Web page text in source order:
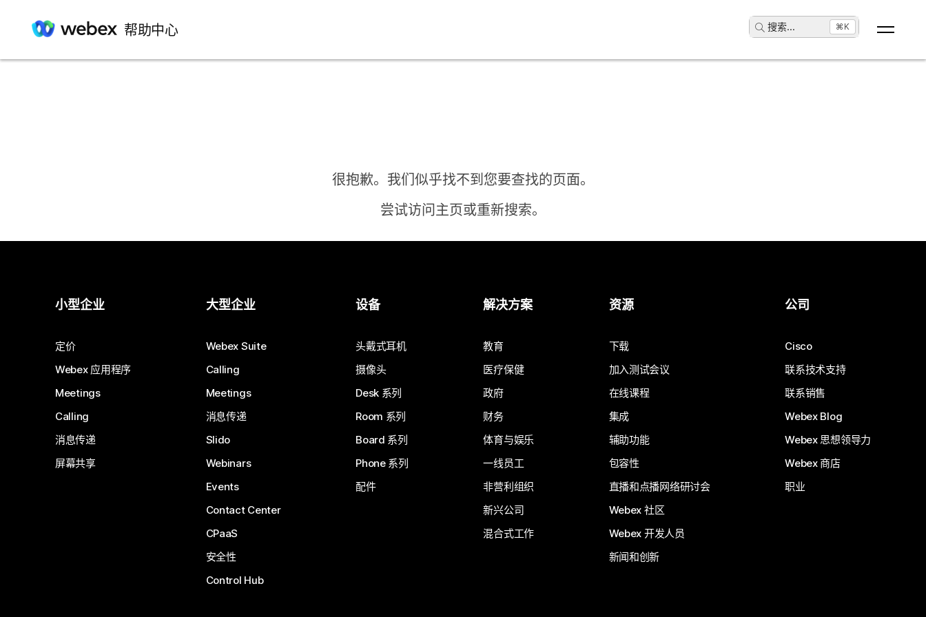
帮助中心 搜索... ⌘K
很抱歉。我们似乎找不到您要查找的页面。
尝试访问主页或重新搜索。
需要答案？
提交问题
小型企业
定价
Webex 应用程序
Meetings
Calling
消息传递
屏幕共享
大型企业
Webex Suite
Calling
Meetings
消息传递
Slido
Webinars
Events
Contact Center
CPaaS
安全性
Control Hub
设备
头戴式耳机
摄像头
Desk 系列
Room 系列
Board 系列
Phone 系列
配件
解决方案
教育
医疗保健
政府
财务
体育与娱乐
一线员工
非营利组织
新兴公司
混合式工作
资源
下载
加入测试会议
在线课程
集成
辅助功能
包容性
直播和点播网络研讨会
Webex 社区
Webex 开发人员
新闻和创新
公司
Cisco
联系技术支持
联系销售
Webex Blog
Webex 思想领导力
Webex 商店
职业